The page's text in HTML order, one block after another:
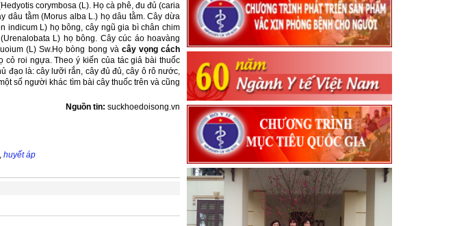
corymbosa (L). Họ cà phê, đu đủ (caria
dâu tằm (Morus alba L.) họ dâu tằm. Cây dừa
indicum L) họ bông, cây ngũ gia bì chân chim
L) họ bông. Cây cúc áo hoavàng
(L) Sw.Họ bòng bong và cây vọng cách
cỏ roi ngựa. Theo ý kiến của tác giả bài thuốc
đạo là: cây lưỡi rắn, cây đủ đủ, cây ô rô nước,
số người khác tìm bài cây thuốc trên và cũng
Nguồn tin: suckhoedoisong.vn
, huyết áp